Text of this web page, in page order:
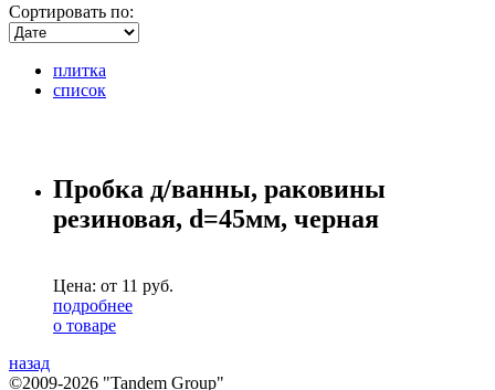
Сортировать по:
плитка
список
Пробка д/ванны, раковины
резиновая, d=45мм, черная
Цена: от 11 руб.
подробнее
о товаре
назад
©2009-2026 "Tandem Group"